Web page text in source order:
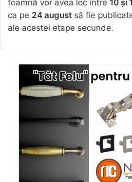
toamnă vor avea loc între 10 și
ca pe 24 august să fie
ale acestei etape secunde.